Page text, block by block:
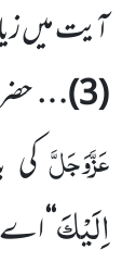
آیت میں
(3)
…
عَزَّوَجَلَّ کی
اِلَیْكَ‘‘اے